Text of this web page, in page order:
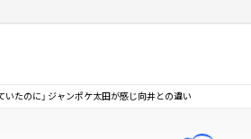
いたのに」 ジャンポケ太田が感じ向井との違い